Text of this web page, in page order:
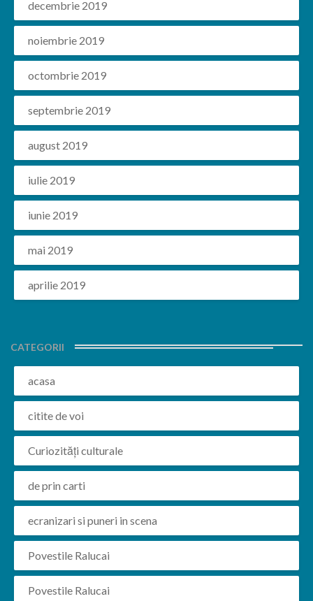
decembrie 2019
noiembrie 2019
octombrie 2019
septembrie 2019
august 2019
iulie 2019
iunie 2019
mai 2019
aprilie 2019
CATEGORII
acasa
citite de voi
Curiozități culturale
de prin carti
ecranizari si puneri in scena
Povestile Ralucai
Povestile Ralucai